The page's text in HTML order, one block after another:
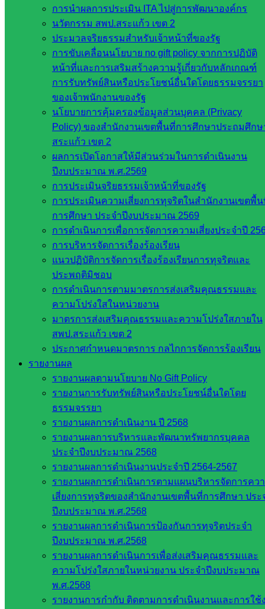
การนำผลการประเมิน ITA ไปสู่การพัฒนาองค์กร
นวัตกรรม สพป.สระแก้ว เขต 2
ประมวลจริยธรรมสำหรับเจ้าหน้าที่ของรัฐ
การขับเคลื่อนนโยบาย no gift policy จากการปฏิบัติ
หน้าที่และการเสริมสร้างความรู้เกี่ยวกับหลักเกณฑ์
การรับทรัพย์สินหรือประโยชน์อื่นใดโดยธรรมจรรยา
ของเจ้าพนักงานของรัฐ
นโยบายการคุ้มครองข้อมูลส่วนบุคคล (Privacy
Policy) ของสำนักงานเขตพื้นที่การศึกษาประถมศึกษ
สระแก้ว เขต 2
ผลการเปิดโอกาสให้มีส่วนร่วมในการดำเนินงาน
ปีงบประมาณ พ.ศ.2569
การประเมินจริยธรรมเจ้าหน้าที่ของรัฐ
การประเมินความเสี่ยงการทุจริตในสำนักงานเขตพื้
การศึกษา ประจำปีงบประมาณ 2569
การดำเนินการเพื่อการจัดการความเสี่ยงประจำปี
การบริหารจัดการเรื่องร้องเรียน
แนวปฏิบัติการจัดการเรื่องร้องเรียนการทุจริตและ
ประพฤติมิชอบ
การดำเนินการตามมาตรการส่งเสริมคุณธรรมและ
ความโปร่งใสในหน่วยงาน
มาตรการส่งเสริมคุณธรรมและความโปร่งใสภายใน
สพป.สระแก้ว เขต 2
ประกาศกำหนดมาตรการ กลไกการจัดการร้องเรียน
รายงานผล
รายงานผลตามนโยบาย No Gift Policy
รายงานการรับทรัพย์สินหรือประโยชน์อื่นใดโดย
ธรรมจรรยา
รายงานผลการดำเนินงาน ปี 2568
รายงานผลการบริหารและพัฒนาทรัพยากรบุคคล
ประจำปีงบประมาณ 2568
รายงานผลการดำเนินงานประจำปี 2564-2567
รายงานผลการดำเนินการตามแผนบริหารจัดการคว
เสี่ยงการทุจริตของสำนักงานเขตพื้นที่การศึกษา ประ
ปีงบประมาณ พ.ศ.2568
รายงานผลการดำเนินการป้องกันการทุจริตประจำ
ปีงบประมาณ พ.ศ.2568
รายงานผลการดำเนินการเพื่อส่งเสริมคุณธรรมและ
ความโปร่งใสภายในหน่วยงาน ประจำปีงบประมาณ
พ.ศ.2568
รายงานการกำกับ ติดตามการดำเนินงานและการใช้
443
Ban khokplai Ban khokplai
หน่วยงาน
ที่เกี่ยวข้อง
กระทรวง
ศึกษาธิการ
กระทรวง
การ
อุดมศึกษา
สำนักงาน
เลขาธิการ
สภาการ
ศึกษา
สำนักงาน
คณะ
กรรมการ
อาชีวศึกษา
สำนักงาน
กรรมการ
การศึกษา
ขั้นพื้น
ฐาน
รายชื่อ
มหาวิทยาลัย